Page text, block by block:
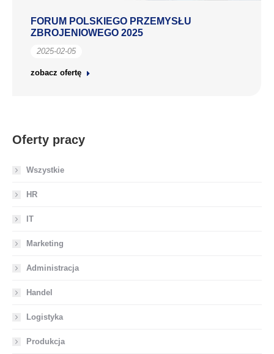
FORUM POLSKIEGO PRZEMYSŁU
ZBROJENIOWEGO 2025
2025-02-05
zobacz ofertę
Oferty pracy
Wszystkie
HR
IT
Marketing
Administracja
Handel
Logistyka
Produkcja